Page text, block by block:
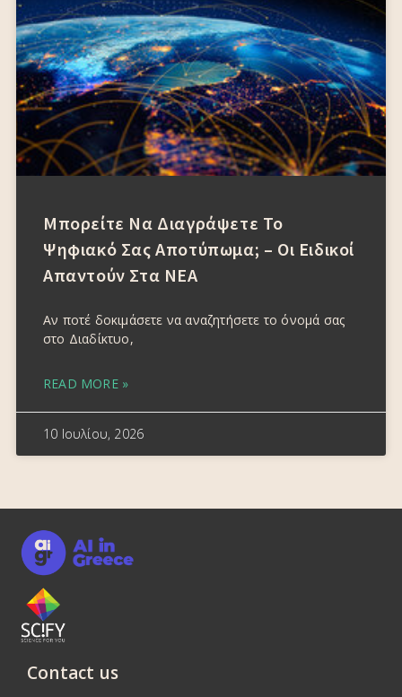
Μπορείτε Να Διαγράψετε Το
Ψηφιακό Σας Αποτύπωμα; – Οι Ειδικοί
Απαντούν Στα ΝΕΑ
Αν ποτέ δοκιμάσετε να αναζητήσετε το όνομά σας
στο Διαδίκτυο,
READ MORE »
10 Ιουλίου, 2026
Contact us